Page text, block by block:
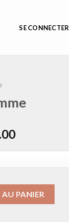
SE CONNECTER
PANIER